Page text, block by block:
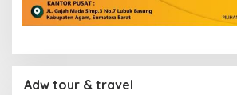
Adw tour & travel